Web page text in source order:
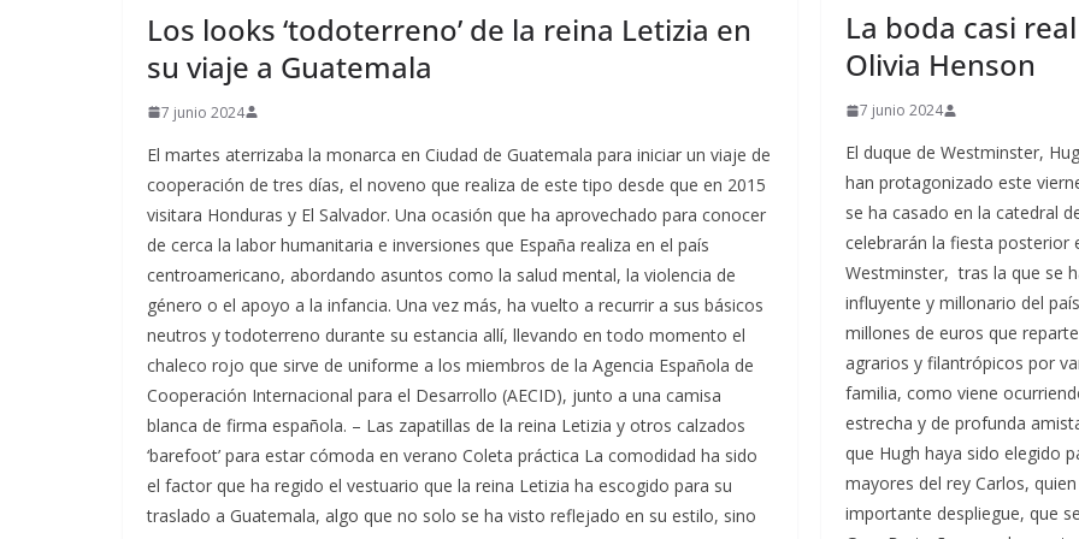
​Los looks ‘todoterreno’ de la reina Letizia en
su viaje a Guatemala
7 junio 2024
El martes aterrizaba la monarca en Ciudad de Guatemala para iniciar un viaje de
cooperación de tres días, el noveno que realiza de este tipo desde que en 2015
visitara Honduras y El Salvador. Una ocasión que ha aprovechado para conocer
de cerca la labor humanitaria e inversiones que España realiza en el país
centroamericano, abordando asuntos como la salud mental, la violencia de
género o el apoyo a la infancia. Una vez más, ha vuelto a recurrir a sus básicos
neutros y todoterreno durante su estancia allí, llevando en todo momento el
chaleco rojo que sirve de uniforme a los miembros de la Agencia Española de
Cooperación Internacional para el Desarrollo (AECID), junto a una camisa
blanca de firma española. – Las zapatillas de la reina Letizia y otros calzados
‘barefoot’ para estar cómoda en verano Coleta práctica La comodidad ha sido
el factor que ha regido el vestuario que la reina Letizia ha escogido para su
traslado a Guatemala, algo que no solo se ha visto reflejado en su estilo, sino
​La boda casi
Olivia Henson
7 junio 2024
El duque de Westminster, Hugh Grosvenor, de 33 años, y Olivia Henson, de 31, han protagonizado este viernes la gran boda del año en Reino Unido. La pareja se ha casado en la catedral de Chester después de tres años de relación y celebrarán la fiesta posterior en Eaton Hall, la espectacular mansión de los Westminster, tras la que se han convertido en el matrimonio más poderoso, influyente y millonario del país. La fortuna del aristócrata se estima en 14.000 millones de euros que reparte entre sus negocios inmobiliarios, alimentarios, agrarios y filantrópicos por varias ciudades del mundo. Además, el novio y su familia, como viene ocurriendo desde el siglo XIX, guardan una relación muy estrecha y de profunda amistad con los Windsor. Este trato cercano ha hecho que Hugh haya sido elegido padrino de los príncipes George y Archie, los nietos mayores del rey Carlos, quien a su vez es su padrino. Una boda casi real, con un importante despliegue, que se ha convertido en todo un acontecimiento en Gran Bretraña y que ha contado con la presencia de algunos miembros de la realeza como el príncipe Guillermo y la princesa Eugenia. VER GALERÍA PINCHA AQUÍ PARA VER TODAS LAS FOTOS DE LA GALERÍA Todo Chester, la ciudad en la que el Duque se crio junto con sus tres hermanas, se ha volcado con el enlace. Desde primera hora de la mañana, cientos de vecinos y visitantes se agolpaban tras el cordón policial. Todos aquellos que se han acercado al centro de esta ciudad han podido degustar un helado o un sorbete totalmente gratis, cortesía de la pareja, que han querido implicar a los habitantes en su gran día. VER GALERÍA La catedral ha sido engalanada por la empresa Flower and Press, que garantiza que todas las flores, entre las que se incluyen rosas, diladelfos, campanulas y orlaya grandiflor, son cien por cien británicas, de temporada y locales. Además, gran parte del follaje proviene de la finca de la familia Grosvenor y en el interior se han colocado abedules. Toda esta decoración será reutlizada tras la boda, por expreso deseo de los novios que son unos grandes defensores de la sostenibilidad. Se convertirán en ramos que se entregarán a organizaciones benéficas, iglesias y entidades de Chester. VER GALERÍA Hasta este viernes, Hugh Grosvenor era uno de los solteros de oro de Gran Bretaña. La vinculación de esta familia nobiliaria con esta ciudad se remonta al siglo XV cuando convirtieron Eaton Hall en su hogar, una mansión rodeada de 4.000 hectáreas de amplios jardines y tierras de cultivo donde el duque y sus tres hermanas crecieron. Además de por su belleza, la pareja ha querido elegir esta iglesia por un asunto sentimental. De hecho, el Duque ha hecho donaciones económicas, como hicieron antes que él sus antepasados, para que se conozca a esta joya del gótico. VER GALERÍA Uno de los primeros en llegar a la ceremonia ha sido el príncipe Guillermo, quien ha ejercido de acomodador, es decir, ha saludado y acompañado hasta sus asientos a algunos de los 400 invitados al enlace. El hijo mayor del rey Carlos ha sido recibido a su llegada con vítores. Casi no fue visto porque accedió a la Catedral por una entrada lateral con lo que ha evitado a la multitud. Junto a él estaban otros diez acomodadores. Después se ha visto a la princesa Eugenia de York, con un vestido verde y un tocado claro con